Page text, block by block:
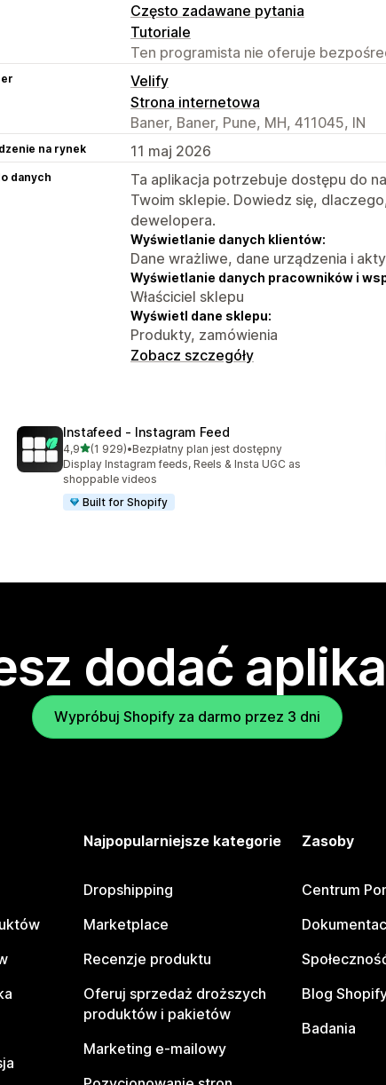
Często zadawane pytania
Tutoriale
Ten programista nie oferuje
Velify
Strona internetowa
Baner, Baner, Pune, MH, 411045, IN
na rynek 11 maj 2026
danych
Ta aplikacja potrzebuje dostępu do
Twoim sklepie. Dowiedz się,
dewelopera.
Wyświetlanie danych klientów:
Dane wrażliwe, dane urządzenia i
Wyświetlanie danych pracowników i
Właściciel sklepu
Wyświetl dane sklepu:
Produkty, zamówienia
Zobacz szczegóły
Instafeed ‑ Instagram Feed
4,9na 5 gwiazdek
(1 929)
Łączna liczba recenzji: 1929
•Bezpłatny plan jest dostępny
Display Instagram feeds, Reels & Insta UGC as
shoppable videos
Built for Shopify
dodać
Wypróbuj Shopify za darmo przez 3 dni
Najpopularniejsze kategorie
Dropshipping
Marketplace
Recenzje produktu
Oferuj sprzedaż droższych
produktów i pakietów
Marketing e-mailowy
Zasoby
Centrum
Blog
Badania